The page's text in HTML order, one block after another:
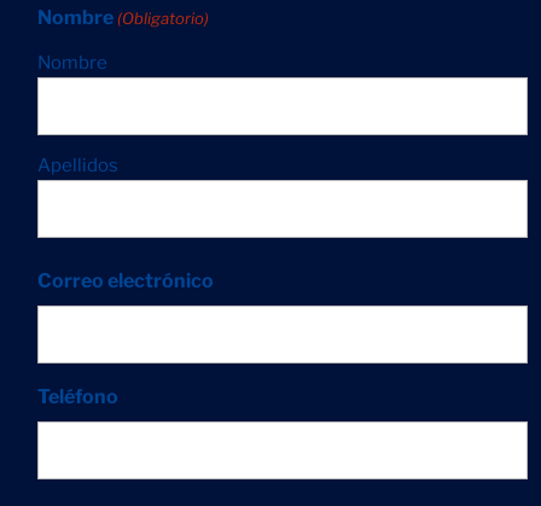
Nombre (Obligatorio)
Nombre
Apellidos
Correo electrónico
Teléfono